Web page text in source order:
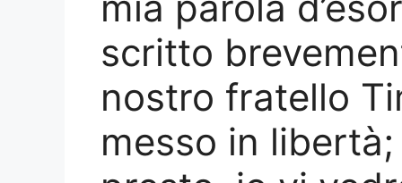
scritto
nostro fratello
messo in